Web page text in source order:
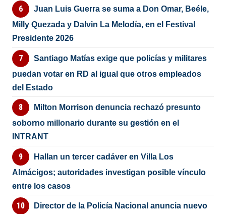
Juan Luis Guerra se suma a Don Omar, Beéle,
Milly Quezada y Dalvin La Melodía, en el Festival
Presidente 2026
Santiago Matías exige que policías y militares
puedan votar en RD al igual que otros empleados
del Estado
Milton Morrison denuncia rechazó presunto
soborno millonario durante su gestión en el
INTRANT
Hallan un tercer cadáver en Villa Los
Almácigos; autoridades investigan posible vínculo
entre los casos
Director de la Policía Nacional anuncia nuevo